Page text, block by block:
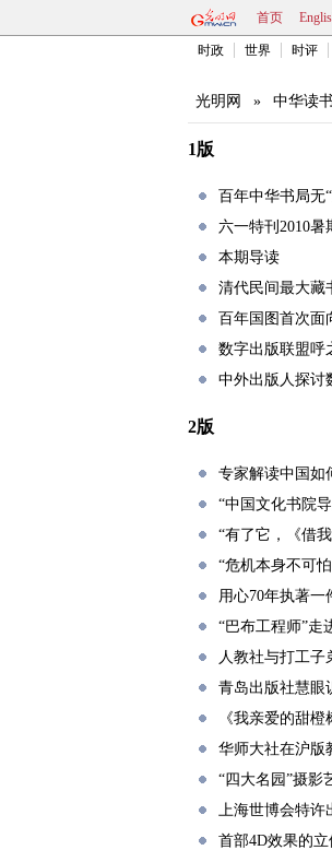
首页
时政 世界 时评
光明网 » 中华读
1版
百年中华书局无
六一特刊2010暑
本期导读
清代民间最大藏
百年国图首次面
数字出版联盟呼
中外出版人探讨
2版
专家解读中国如
“中国文化书院
“有了它，《借
“危机本身不可
用心70年执著一
“巴布工程师”走
人教社与打工子
青岛出版社慧眼
《我亲爱的甜
华师大社在沪版
“四大名园”摄影
上海世博会特许
首部4D效果的